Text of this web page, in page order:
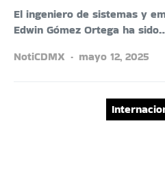
El ingeniero de sistemas y
Edwin Gómez Ortega ha
NotiCDMX
mayo 12, 2025